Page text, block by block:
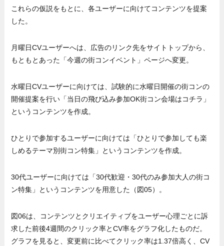
これらの仮説をもとに、各ユーザーに向けてコンテンツを提案
した。
月曜日CVユーザーへは、広告のリンク先をサイトトップから、
もともとあった「今週の街コンイベント」ページへ変更。
水曜日CVユーザーに向けては、試験的に水曜日開催の街コンの
開催提案を行い「当日の飛び込み参加OK街コン会場はコチラ」
というコンテンツを作成。
ひとりで参加するユーザーに向けては「ひとりで参加しても楽
しめるテーマ別街コン特集」というコンテンツを作成。
30代ユーザーに向けては「30代歓迎・30代のみ参加大人の街コ
ン特集」というコンテンツを用意した（図05）。
図06は、コンテンツとクリエイティブをユーザー心理ごとに訴
求した前後4週間のクリック率とCV率をグラフ化したものだ。
グラフを見ると、変更前に比べてクリック率は1.37倍高く、CV